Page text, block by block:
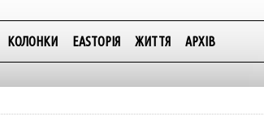
КОЛОНКИ EASTОРІЯ ЖИТТЯ АРХІВ